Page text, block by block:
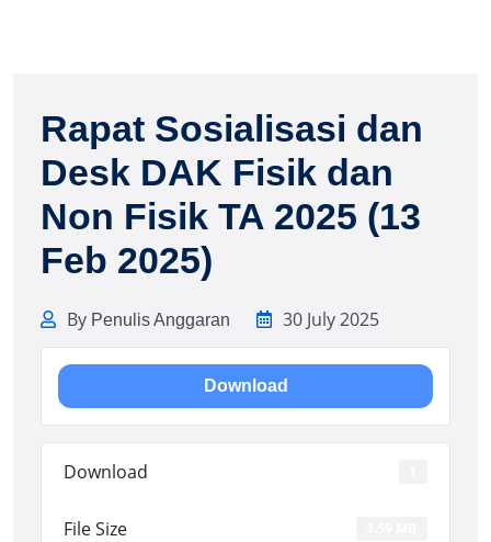
Rapat Sosialisasi dan
Desk DAK Fisik dan
Non Fisik TA 2025 (13
Feb 2025)
By Penulis Anggaran 30 July 2025
Download
Download
File Size